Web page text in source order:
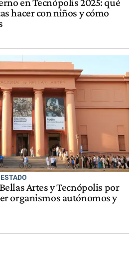
en Tecnópolis 2025: qué
hacer con niños y cómo
Artes y Tecnópolis por
organismos autónomos y